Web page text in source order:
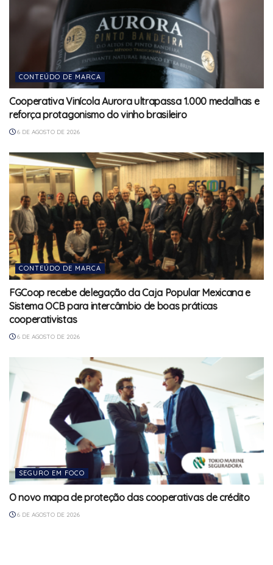
CONTEÚDO DE MARCA
Cooperativa Vinícola Aurora ultrapassa 1.000 medalhas e
reforça protagonismo do vinho brasileiro
6 DE AGOSTO DE 2026
CONTEÚDO DE MARCA
FGCoop recebe delegação da Caja Popular Mexicana e
Sistema OCB para intercâmbio de boas práticas
cooperativistas
6 DE AGOSTO DE 2026
SEGURO EM FOCO
O novo mapa de proteção das cooperativas de crédito
6 DE AGOSTO DE 2026